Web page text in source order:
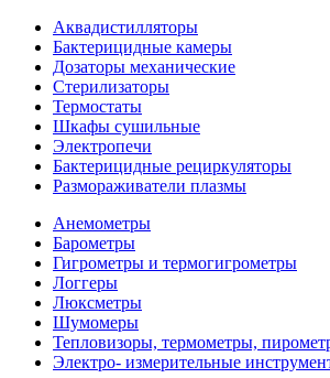
Аквадистилляторы
Бактерицидные камеры
Дозаторы механические
Стерилизаторы
Термостаты
Шкафы сушильные
Электропечи
Бактерицидные рециркуляторы
Размораживатели плазмы
Анемометры
Барометры
Гигрометры и термогигрометры
Логгеры
Люксметры
Шумомеры
Тепловизоры, термометры,
Электро- измерительные